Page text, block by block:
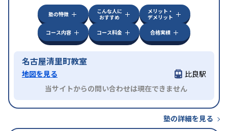
塾の特徴
こんな人に
おすすめ
メリット・
デメリット
コース内容
コース料金 合格実績
名古屋清里町教室
地図を見る
比良駅
当サイトからの問い合わせは現在できません
塾の詳細を見る